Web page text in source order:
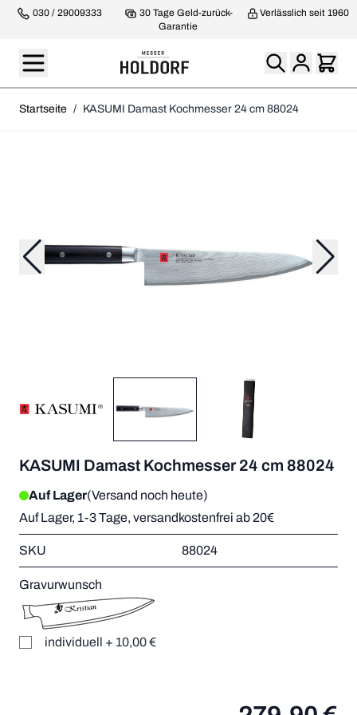
030 / 29009333
30 Tage Geld-zurück-
Garantie
Verlässlich seit 1960
Startseite / KASUMI Damast Kochmesser 24 cm 88024
KASUMI Damast Kochmesser 24 cm 88024
Auf Lager(Versand noch heute)
Auf Lager, 1-3 Tage, versandkostenfrei ab 20€
SKU 88024
Gravurwunsch
individuell + 10,00 €